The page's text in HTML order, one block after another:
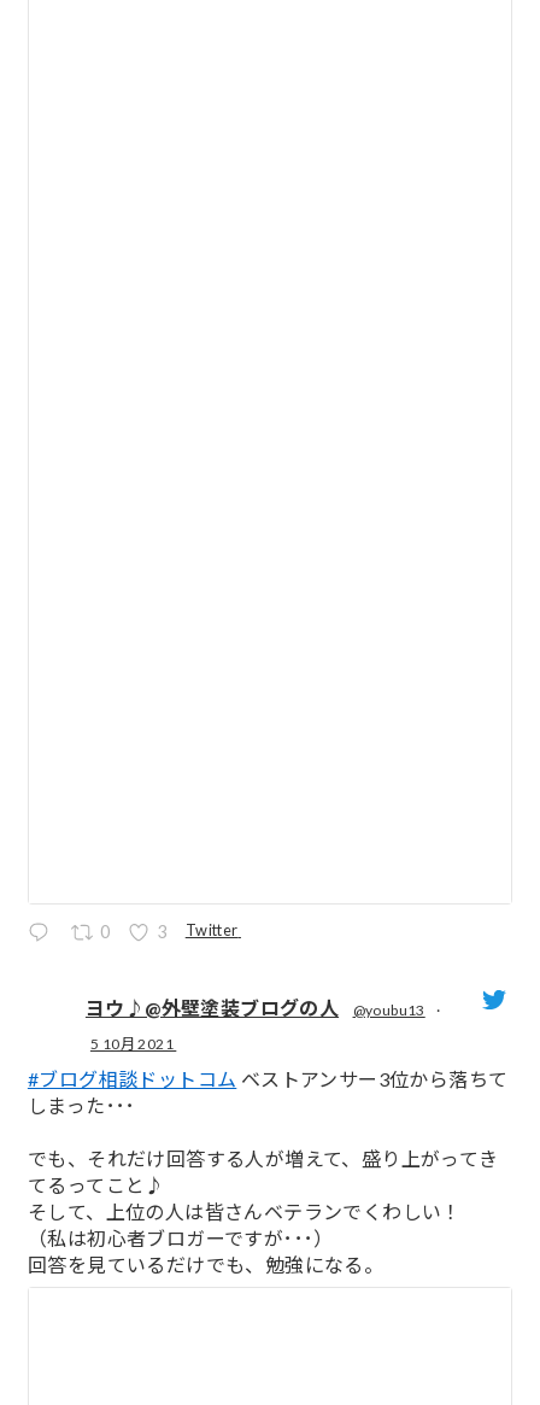
0 3 Twitter
ヨウ♪@外壁塗装ブログの人 @youbu13
·
5 10月 2021
#ブログ相談ドットコム ベストアンサー3位から落ちて
しまった･･･
でも、それだけ回答する人が増えて、盛り上がってき
てるってこと♪
そして、上位の人は皆さんベテランでくわしい！
（私は初心者ブロガーですが･･･）
回答を見ているだけでも、勉強になる。